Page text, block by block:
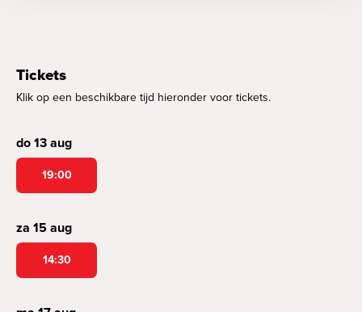
Tickets
Klik op een beschikbare tijd hieronder voor tickets.
do 13 aug
19:00
za 15 aug
14:30